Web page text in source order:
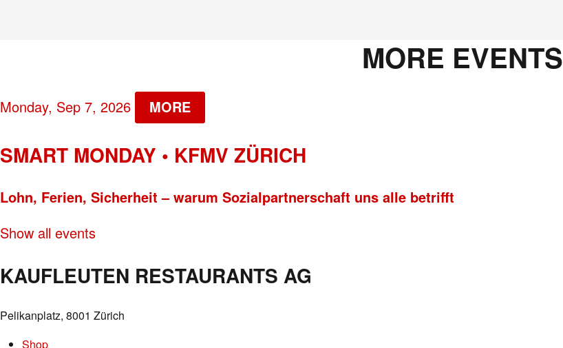
MORE EVENTS
Monday, Sep 7, 2026 MORE
SMART MONDAY • KFMV ZÜRICH
Lohn, Ferien, Sicherheit – warum Sozialpartnerschaft uns alle betrifft
Show all events
KAUFLEUTEN RESTAURANTS AG
Pelikanplatz, 8001 Zürich
Shop